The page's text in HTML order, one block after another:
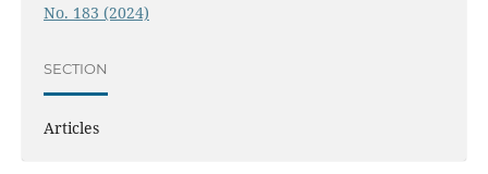
No. 183 (2024)
SECTION
Articles